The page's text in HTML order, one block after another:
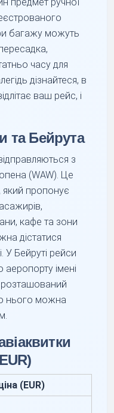
багажу можуть
часу для
дізнайтеся, в
ваш рейс, і
та Бейрута
з
(WAW). Це
який пропонує
кафе та зони
дістатися
У Бейруті рейси
імені
розташований
нього можна
(EUR)